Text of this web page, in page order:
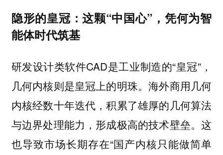
隐形的皇冠：这颗“中国心”，凭何为智
能体时代筑基
研发设计类软件CAD是工业制造的“皇冠”，
几何内核则是皇冠上的明珠。海外商用几何
内核经数十年迭代，积累了雄厚的几何算法
与边界处理能力，形成极高的技术壁垒。这
也导致市场长期存在“国产内核只能做简单